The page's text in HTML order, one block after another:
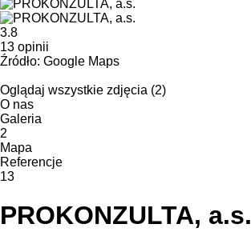
3.8
13 opinii
Źródło: Google Maps
Oglądaj wszystkie zdjęcia (2)
O nas
Galeria
2
Mapa
Referencje
13
PROKONZULTA, a.s.